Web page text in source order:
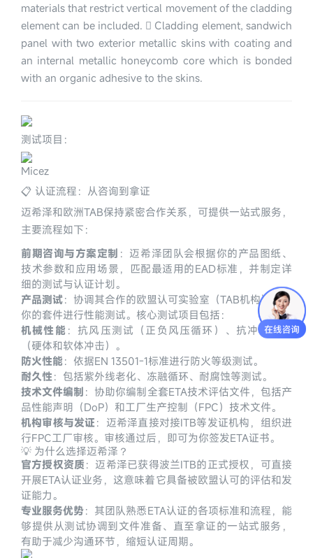
materials that restrict vertical movement of the cladding
element can be included.  Cladding element, sandwich
panel with two exterior metallic skins with coating and
an internal metallic honeycomb core which is bonded
with an organic adhesive to the skins.
测试项目：
Micez
📋 认证流程：从咨询到拿证
迈希泽和欧洲TAB保持紧密合作关系，可提供一站式服务，
主要流程如下：
前期咨询与方案定制 ：迈希泽团队会根据你的产品图纸、
技术参数和应用场景，匹配最适用的EAD标准，并制定详
细的测试与认证计划。
产品测试：协调其合作的欧盟认可实验室（TAB机构），对
你的套件进行性能测试。核心测试项目包括：
机械性能 ：抗风压测试（正负风压循环）、抗冲击测试
（硬体和软体冲击）。
防火性能 ：依据EN 13501-1标准进行防火等级测试。
耐久性：包括紫外线老化、冻融循环、耐腐蚀等测试。
技术文件编制 ：协助你编制全套ETA技术评估文件，包括产
品性能声明（DoP）和工厂生产控制（FPC）技术文件。
机构审核与发证：迈希泽直接对接ITB等发证机构，组织进
行FPC工厂审核。审核通过后，即可为你签发ETA证书。
💡 为什么选择迈希泽？
官方授权资质 ：迈希泽已获得波兰ITB的正式授权，可直接
开展ETA认证业务，这意味着它具备被欧盟认可的评估和发
证能力。
专业服务优势：其团队熟悉ETA认证的各项标准和流程，能
够提供从测试协调到文件准备、直至拿证的一站式服务，
有助于减少沟通环节，缩短认证周期。